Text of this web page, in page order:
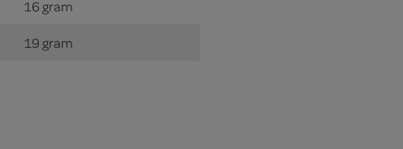
16 gram
19 gram